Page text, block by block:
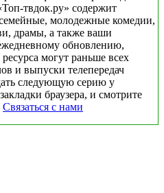
твдок.ру» содержит
молодежные комедии,
драмы, а также ваши
обновлению,
могут раньше всех
и выпуски телепередач
следующую серию у
браузера, и смотрите
Связаться с нами